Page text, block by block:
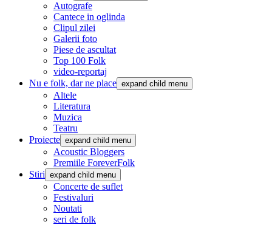
Autografe
Cantece in oglinda
Clipul zilei
Galerii foto
Piese de ascultat
Top 100 Folk
video-reportaj
Nu e folk, dar ne place expand child menu
Altele
Literatura
Muzica
Teatru
Proiecte expand child menu
Acoustic Bloggers
Premiile ForeverFolk
Stiri expand child menu
Concerte de suflet
Festivaluri
Noutati
seri de folk